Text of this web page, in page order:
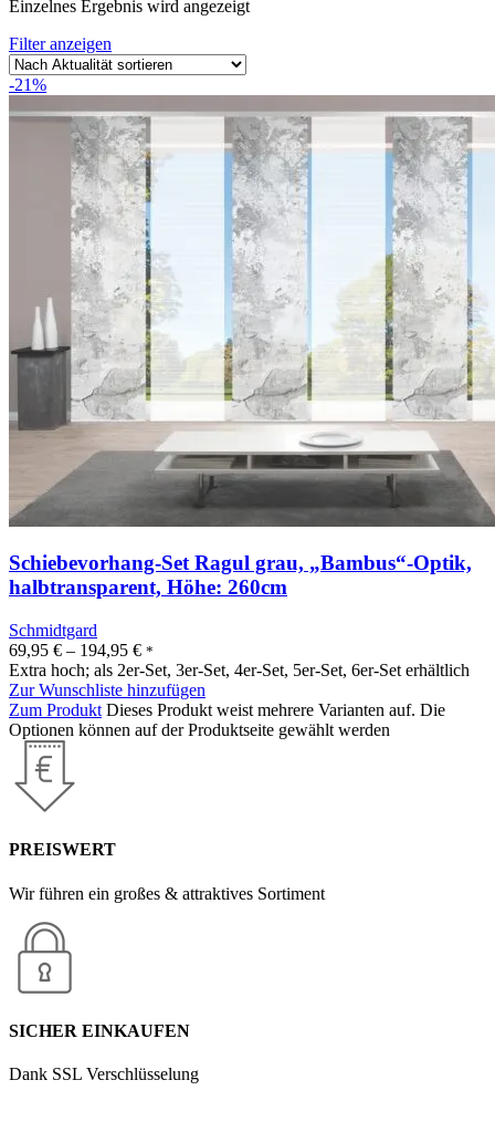
Einzelnes Ergebnis wird angezeigt
Filter anzeigen
-21%
Schiebevorhang-Set Ragul grau, „Bambus“-Optik,
halbtransparent, Höhe: 260cm
Schmidtgard
69,95 € – 194,95 € *
Extra hoch; als 2er-Set, 3er-Set, 4er-Set, 5er-Set, 6er-Set erhältlich
Zur Wunschliste hinzufügen
Zum Produkt Dieses Produkt weist mehrere Varianten auf. Die
Optionen können auf der Produktseite gewählt werden
PREISWERT
Wir führen ein großes & attraktives Sortiment
SICHER EINKAUFEN
Dank SSL Verschlüsselung